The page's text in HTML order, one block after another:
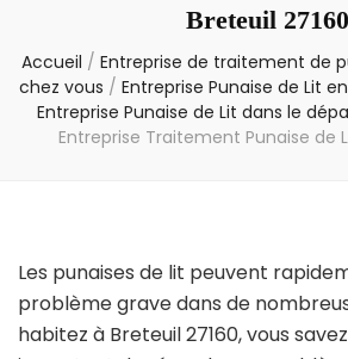
Breteuil 27160
Accueil / Entreprise de traitement de
chez vous / Entreprise Punaise de Lit
Entreprise Punaise de Lit dans le
Entreprise Traitement Punaise de
Les punaises de lit peuvent
problème grave dans de
habitez à Breteuil 27160, vous